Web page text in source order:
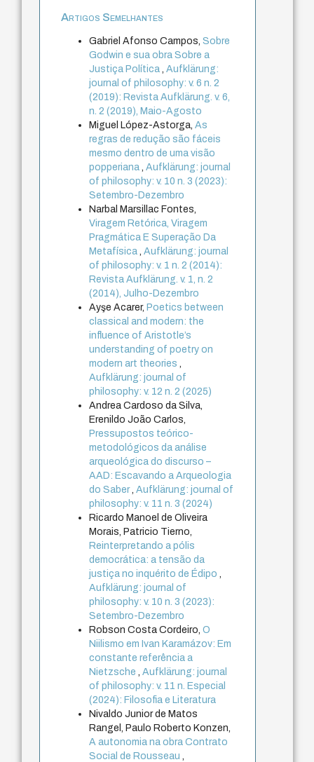
Artigos Semelhantes
Gabriel Afonso Campos,Sobre
Godwin e sua obra Sobre a
Justiça Política ,Aufklärung:
journal of philosophy: v. 6 n. 2
(2019): Revista Aufklärung. v. 6,
n. 2 (2019), Maio-Agosto
Miguel López-Astorga,As
regras de redução são fáceis
mesmo dentro de uma visão
popperiana ,Aufklärung: journal
of philosophy: v. 10 n. 3 (2023):
Setembro-Dezembro
Narbal Marsillac Fontes,
Viragem Retórica, Viragem
Pragmática E Superação Da
Metafísica ,Aufklärung: journal
of philosophy: v. 1 n. 2 (2014):
Revista Aufklärung. v. 1, n. 2
(2014), Julho-Dezembro
Ayşe Acarer, Poetics between
classical and modern: the
influence of Aristotle’s
understanding of poetry on
modern art theories
Aufklärung: journal of
philosophy: v. 12 n. 2 (2025)
Andrea Cardoso da Silva,
Erenildo João Carlos,
Pressupostos teórico-
metodológicos da análise
arqueológica do discurso –
AAD: Escavando a Arqueologia
do Saber ,Aufklärung: journal of
philosophy: v. 11 n. 3 (2024)
Ricardo Manoel de Oliveira
Morais, Patricio Tierno,
Reinterpretando a pólis
democrática: a tensão da
justiça no inquérito de Édipo
Aufklärung: journal of
philosophy: v. 10 n. 3 (2023):
Setembro-Dezembro
Robson Costa Cordeiro,O
Niilismo em Ivan Karamázov: Em
constante referência a
Nietzsche
,Aufklärung: journal
of philosophy: v. 11 n. Especial
(2024): Filosofia e Literatura
Nivaldo Junior de Matos
Rangel, Paulo Roberto Konzen,
A autonomia na obra Contrato
Social de Rousseau